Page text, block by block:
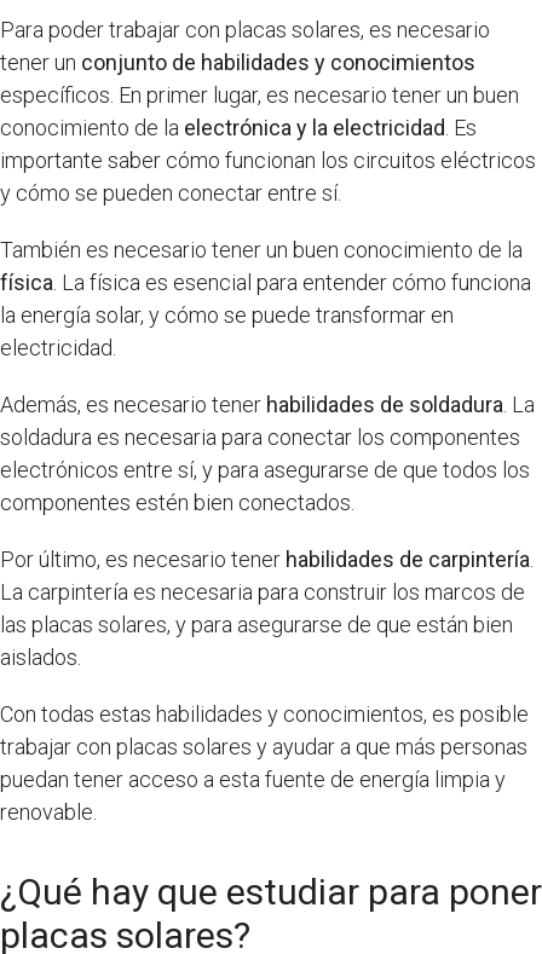
Para poder trabajar con placas solares, es necesario
tener un conjunto de habilidades y conocimientos
específicos. En primer lugar, es necesario tener un buen
conocimiento de la electrónica y la electricidad . Es
importante saber cómo funcionan los circuitos eléctricos
y cómo se pueden conectar entre sí.
También es necesario tener un buen conocimiento de la
física . La física es esencial para entender cómo funciona
la energía solar, y cómo se puede transformar en
electricidad.
Además, es necesario tener habilidades de soldadura . La
soldadura es necesaria para conectar los componentes
electrónicos entre sí, y para asegurarse de que todos los
componentes estén bien conectados.
Por último, es necesario tener habilidades de carpintería
La carpintería es necesaria para construir los marcos de
las placas solares, y para asegurarse de que están bien
aislados.
Con todas estas habilidades y conocimientos, es posible
trabajar con placas solares y ayudar a que más personas
puedan tener acceso a esta fuente de energía limpia y
renovable.
¿Qué hay que estudiar para poner
placas solares?